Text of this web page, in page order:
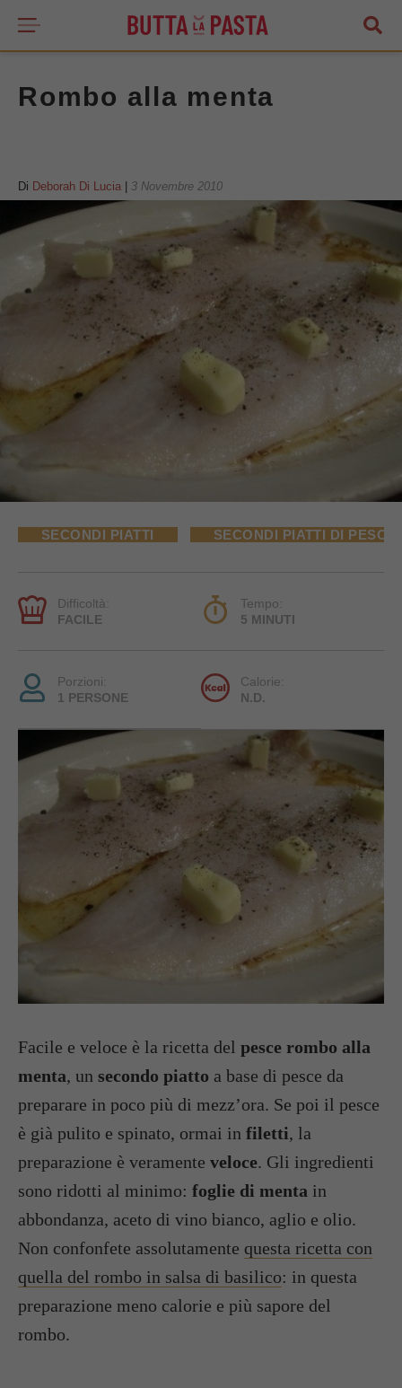
Rombo alla menta
Di Deborah Di Lucia 3 Novembre 2010
SECONDI PIATTI SECONDI PIATTI DI PESCE
Difficoltà:
FACILE
Tempo:
5 MINUTI
Porzioni:
1 PERSONE
Calorie:
N.D.
Facile e veloce è la ricetta del pesce rombo alla
menta, un secondo piatto a base di pesce da
preparare in poco più di mezz’ora. Se poi il pesce
è già pulito e spinato, ormai in filetti, la
preparazione è veramente veloce. Gli ingredienti
sono ridotti al minimo: foglie di menta in
abbondanza, aceto di vino bianco, aglio e olio.
Non confonfete assolutamente questa ricetta con
quella del rombo in salsa di basilico: in questa
preparazione meno calorie e più sapore del
rombo.